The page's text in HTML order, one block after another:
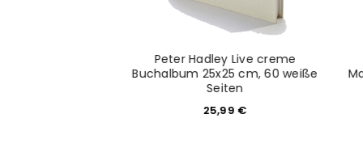
Peter Hadley Live creme
Buchalbum 25x25 cm, 60 weiße
Seiten
25,99 €